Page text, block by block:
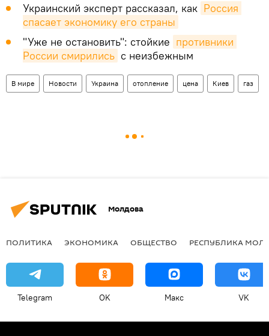
Украинский эксперт рассказал, как Россия
спасает экономику его страны
"Уже не остановить": стойкие противники
России смирились с неизбежным
В мире Новости Украина отопление цена Киев газ
Молдова
ПОЛИТИКА ЭКОНОМИКА ОБЩЕСТВО РЕСПУБЛИКА
Telegram OK Макс VK